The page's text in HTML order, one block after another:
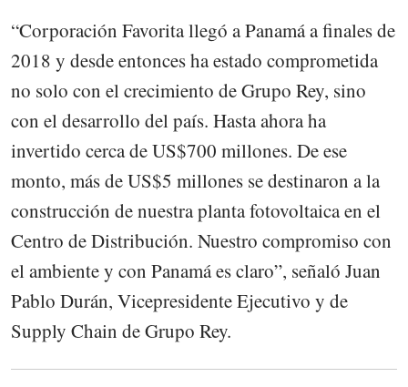
“Corporación Favorita llegó a Panamá a finales de
2018 y desde entonces ha estado comprometida
no solo con el crecimiento de Grupo Rey, sino
con el desarrollo del país. Hasta ahora ha
invertido cerca de US$700 millones. De ese
monto, más de US$5 millones se destinaron a la
construcción de nuestra planta fotovoltaica en el
Centro de Distribución. Nuestro compromiso con
el ambiente y con Panamá es claro”, señaló Juan
Pablo Durán, Vicepresidente Ejecutivo y de
Supply Chain de Grupo Rey.